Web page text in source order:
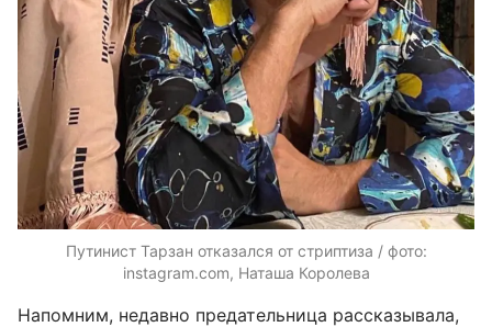
Путинист Тарзан отказался от стриптиза / фото:
instagram.com, Наташа Королева
Напомним, недавно предательница рассказывала,